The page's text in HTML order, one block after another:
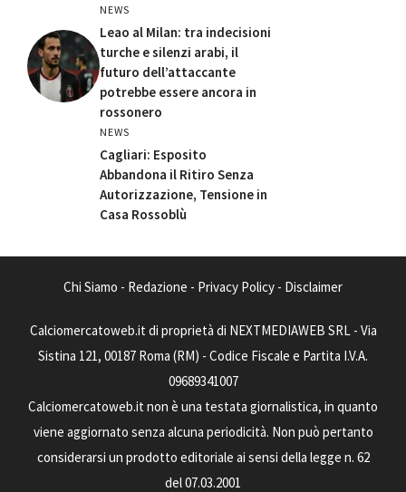
NEWS
Leao al Milan: tra indecisioni
turche e silenzi arabi, il
futuro dell’attaccante
potrebbe essere ancora in
rossonero
NEWS
Cagliari: Esposito
Abbandona il Ritiro Senza
Autorizzazione, Tensione in
Casa Rossoblù
Chi Siamo - Redazione - Privacy Policy - Disclaimer
Calciomercatoweb.it di proprietà di NEXTMEDIAWEB SRL - Via
Sistina 121, 00187 Roma (RM) - Codice Fiscale e Partita I.V.A.
09689341007
Calciomercatoweb.it non è una testata giornalistica, in quanto
viene aggiornato senza alcuna periodicità. Non può pertanto
considerarsi un prodotto editoriale ai sensi della legge n. 62
del 07.03.2001